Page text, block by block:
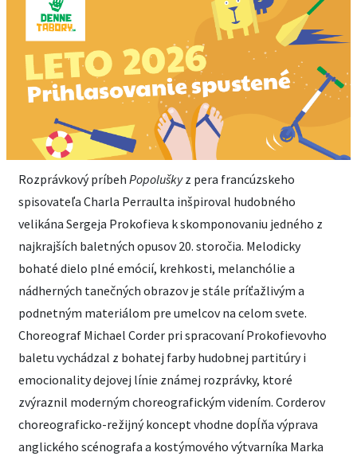
Rozprávkový príbeh Popoluškyz pera francúzskeho
spisovateľa Charla Perraulta inšpiroval hudobného
velikána Sergeja Prokofieva k skomponovaniu jedného z
najkrajších baletných opusov 20. storočia. Melodicky
bohaté dielo plné emócií, krehkosti, melanchólie a
nádherných tanečných obrazov je stále príťažlivým a
podnetným materiálom pre umelcov na celom svete.
Choreograf Michael Corder pri spracovaní Prokofievovho
baletu vychádzal z bohatej farby hudobnej partitúry i
emocionality dejovej línie známej rozprávky, ktoré
zvýraznil moderným choreografickým videním. Corderov
choreograficko-režijný koncept vhodne dopĺňa výprava
anglického scénografa a kostýmového výtvarníka Marka